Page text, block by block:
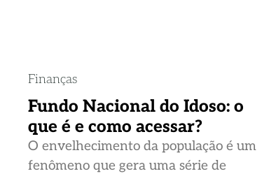
Finanças
Fundo Nacional do Idoso: o
que é e como acessar?
O envelhecimento da população é um
fenômeno que gera uma série de